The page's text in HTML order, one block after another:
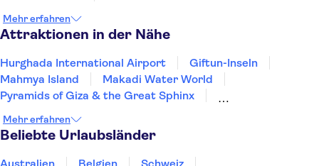
Mehr erfahren
Attraktionen in der Nähe
Hurghada International Airport
Giftun-Inseln
Mahmya Island
Makadi Water World
Pyramids of Giza & the Great Sphinx
Sharm el Sheikh Airport
Mehr erfahren
Beliebte Urlaubsländer